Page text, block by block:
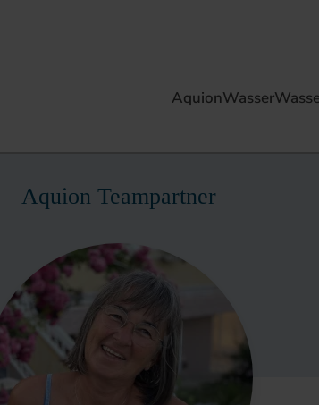
AquionWasser
Aquion Teampartner